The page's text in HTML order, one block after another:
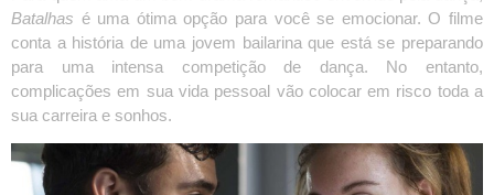
Batalhas é uma ótima opção para você se emocionar. O filme
conta a história de uma jovem bailarina que está se preparando
para uma intensa competição de dança. No entanto,
complicações em sua vida pessoal vão colocar em risco toda a
sua carreira e sonhos.